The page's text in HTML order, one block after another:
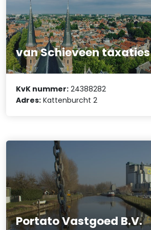
van Schieveen taxaties
KvK nummer: 24388282
Adres: Kattenburcht 2
Portato Vastgoed B.V.